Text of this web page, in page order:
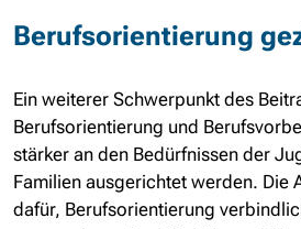
Berufsorientierung
Ein weiterer Schwerpunkt des
Berufsorientierung und
stärker an den Bedürfnissen der
Familien ausgerichtet werden. Die
dafür, Berufsorientierung